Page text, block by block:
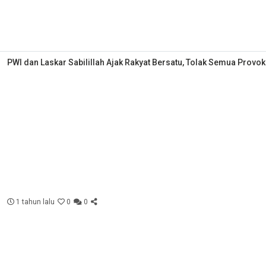
PWI dan Laskar Sabilillah Ajak Rakyat Bersatu, Tolak Semua
1 tahun lalu 0 0